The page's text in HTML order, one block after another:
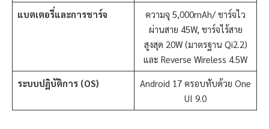
แบตเตอรี่และการชาร์จ
ความจุ 5,000mAh/ ชาร์จไว
ผ่านสาย 45W, ชาร์จไร้สาย
สูงสุด 20W (มาตรฐาน Qi2.2)
และ Reverse Wireless 4.5W
ระบบปฏิบัติการ (OS)
Android 17 ครอบทับด้วย One
UI 9.0